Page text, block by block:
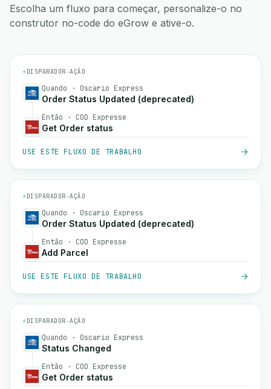
Escolha um fluxo para começar, personalize-o no
construtor no-code do eGrow e ative-o.
⚡ DISPARADOR→AÇÃO
Quando · Oscario Express
Order Status Updated (deprecated)
Então · COD Expresse
Get Order status
USE ESTE FLUXO DE TRABALHO
⚡ DISPARADOR→AÇÃO
Quando · Oscario Express
Order Status Updated (deprecated)
Então · COD Expresse
Add Parcel
USE ESTE FLUXO DE TRABALHO
⚡ DISPARADOR→AÇÃO
Quando · Oscario Express
Status Changed
Então · COD Expresse
Get Order status